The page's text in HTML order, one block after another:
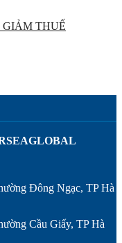
GIẢM THUẾ
Đông Ngạc, TP Hà
Cầu Giấy, TP Hà